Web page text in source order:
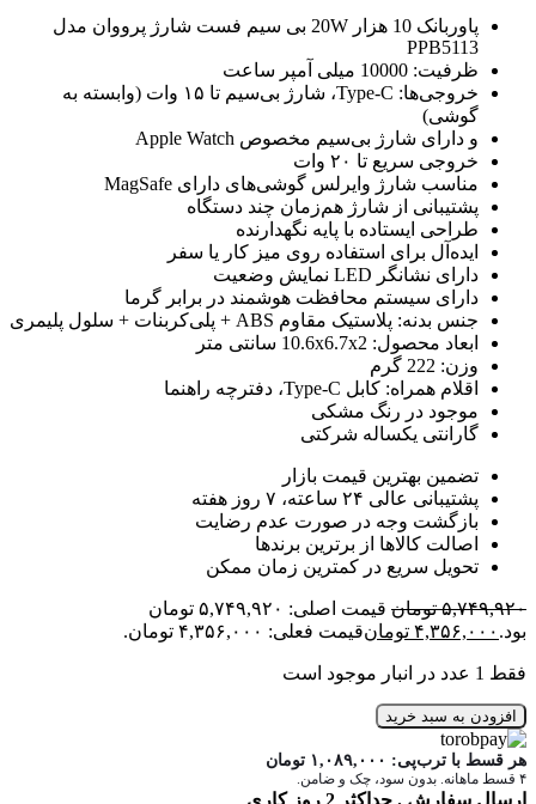
پاوربانک 10 هزار 20W بی سیم فست شارژ پرووان مدل
PPB5113
ظرفیت: 10000 میلی آمپر ساعت
خروجی‌ها: Type-C، شارژ بی‌سیم تا ۱۵ وات (وابسته به
گوشی)
و دارای شارژ بی‌سیم مخصوص Apple Watch
خروجی سریع تا ۲۰ وات
مناسب شارژ وایرلس گوشی‌های دارای MagSafe
پشتیبانی از شارژ هم‌زمان چند دستگاه
طراحی ایستاده با پایه نگهدارنده
ایده‌آل برای استفاده روی میز کار یا سفر
دارای نشانگر LED نمایش وضعیت
دارای سیستم محافظت هوشمند در برابر گرما
جنس بدنه: پلاستیک مقاوم ABS + پلی‌کربنات + سلول پلیمری
ابعاد محصول: 10.6x6.7x2 سانتی متر
وزن: 222 گرم
اقلام همراه: کابل Type-C، دفترچه راهنما
موجود در رنگ مشکی
گارانتی یکساله شرکتی
تضمین بهترین قیمت بازار
پشتیبانی عالی ۲۴ ساعته، ۷ روز هفته
بازگشت وجه در صورت عدم رضایت
اصالت کالاها از برترین برندها
تحویل سریع در کمترین زمان ممکن
۵,۷۴۹,۹۲۰ تومان
قیمت اصلی: ۵,۷۴۹,۹۲۰ تومان
بود. ۴,۳۵۶,۰۰۰ تومانقیمت فعلی: ۴,۳۵۶,۰۰۰ تومان.
فقط 1 عدد در انبار موجود است
افزودن به سبد خرید
هر قسط با ترب‌پی: ۱,۰۸۹,۰۰۰ تومان
۴ قسط ماهانه. بدون سود، چک و ضامن.
ارسال سفارش . حداکثر 2 روز کاری